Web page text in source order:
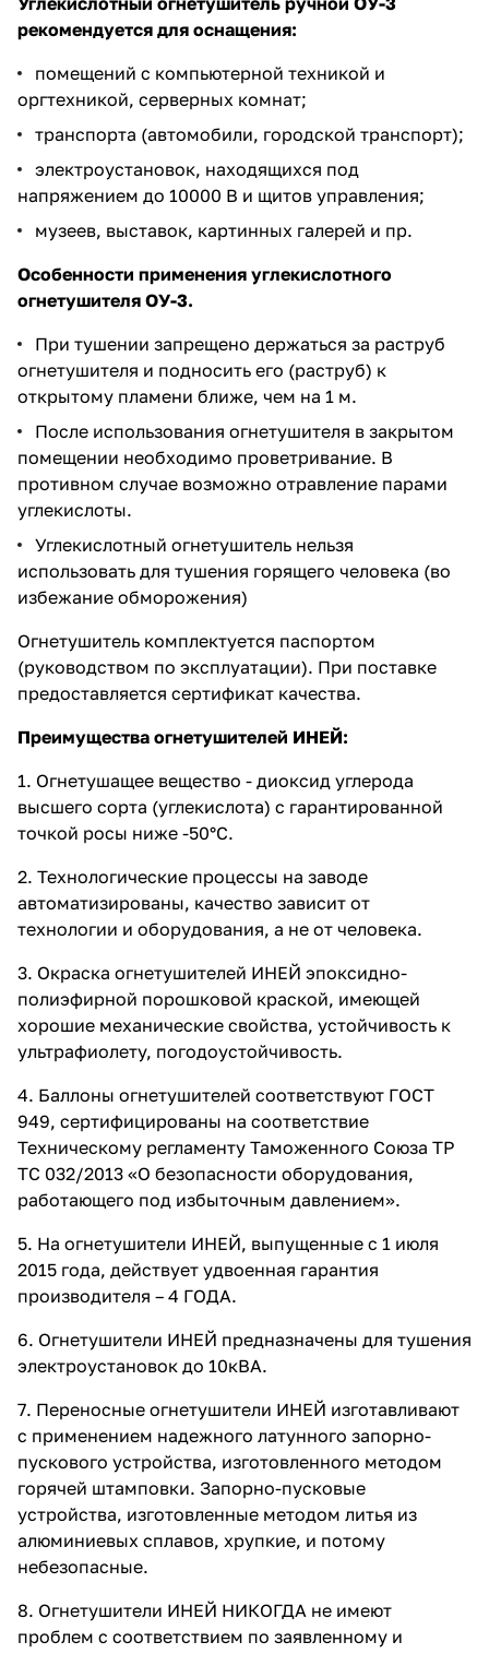
рекомендуется для оснащения:
помещений с компьютерной техникой и
оргтехникой, серверных комнат;
транспорта (автомобили, городской транспорт);
электроустановок, находящихся под
напряжением до 10000 В и щитов управления;
музеев, выставок, картинных галерей и пр.
Особенности применения углекислотного
огнетушителя ОУ-3.
При тушении запрещено держаться за раструб
огнетушителя и подносить его (раструб) к
открытому пламени ближе, чем на 1 м.
После использования огнетушителя в закрытом
помещении необходимо проветривание. В
противном случае возможно отравление парами
углекислоты.
Углекислотный огнетушитель нельзя
использовать для тушения горящего человека (во
избежание обморожения)
Огнетушитель комплектуется паспортом
(руководством по эксплуатации). При поставке
предоставляется сертификат качества.
Преимущества огнетушителей ИНЕЙ:
1. Огнетушащее вещество - диоксид углерода
высшего сорта (углекислота) с гарантированной
точкой росы ниже -50°C.
2. Технологические процессы на заводе
автоматизированы, качество зависит от
технологии и оборудования, а не от человека.
3. Окраска огнетушителей ИНЕЙ эпоксидно-
полиэфирной порошковой краской, имеющей
хорошие механические свойства, устойчивость к
ультрафиолету, погодоустойчивость.
4. Баллоны огнетушителей соответствуют ГОСТ
949, сертифицированы на соответствие
Техническому регламенту Таможенного Союза ТР
ТС 032/2013 «О безопасности оборудования,
работающего под избыточным давлением».
5. На огнетушители ИНЕЙ, выпущенные с 1 июля
2015 года, действует удвоенная гарантия
производителя – 4 ГОДА.
6. Огнетушители ИНЕЙ предназначены для тушения
электроустановок до 10кВА.
7. Переносные огнетушители ИНЕЙ изготавливают
с применением надежного латунного запорно-
пускового устройства, изготовленного методом
горячей штамповки. Запорно-пусковые
устройства, изготовленные методом литья из
алюминиевых сплавов, хрупкие, и потому
небезопасные.
8. Огнетушители ИНЕЙ НИКОГДА не имеют
проблем с соответствием по заявленному и